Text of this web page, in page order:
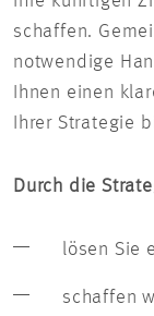
schaffen.
notwendige
Ihnen einen
Ihrer Strategie
Durch die
lösen Sie
schaffen